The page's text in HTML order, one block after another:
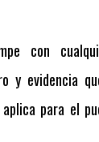
con
y evidencia
para el